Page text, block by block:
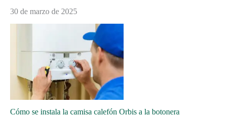
30 de marzo de 2025
Cómo se instala la camisa calefón Orbis a la botonera